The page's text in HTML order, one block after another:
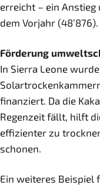
erreicht – ein
dem Vorjahr (48’876).
Förderung
In Sierra Leone
finanziert. Da die
Regenzeit fällt, hilft
effizienter zu
schonen.
Ein weiteres Beispiel